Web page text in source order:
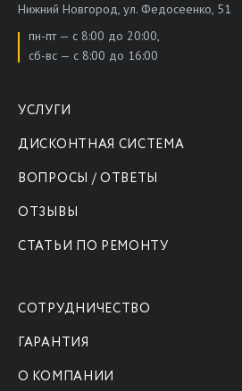
Нижний Новгород, ул. Федосеенко, 51
пн-пт — с 8:00 до 20:00,
сб-вс — с 8:00 до 16:00
УСЛУГИ
ДИСКОНТНАЯ СИСТЕМА
ВОПРОСЫ / ОТВЕТЫ
ОТЗЫВЫ
СТАТЬИ ПО РЕМОНТУ
СОТРУДНИЧЕСТВО
ГАРАНТИЯ
О КОМПАНИИ